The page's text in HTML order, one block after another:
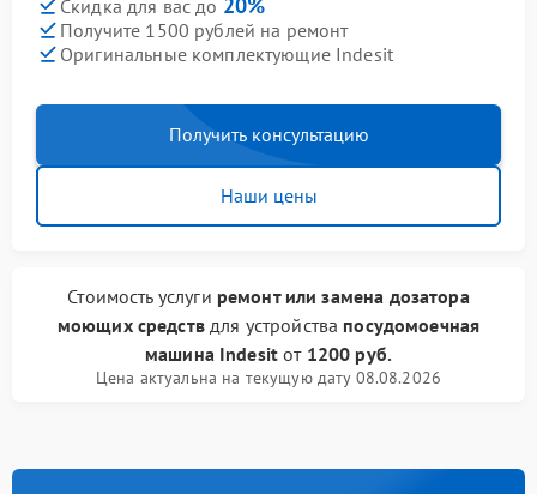
Скидка для вас до 20%
Получите 1500 рублей на ремонт
Оригинальные комплектующие Indesit
Получить консультацию
Наши цены
Стоимость услуги ремонт или замена дозатора
моющих средствдля устройства посудомоечная
машина Indesit от 1200 руб.
Цена актуальна на текущую дату 08.08.2026